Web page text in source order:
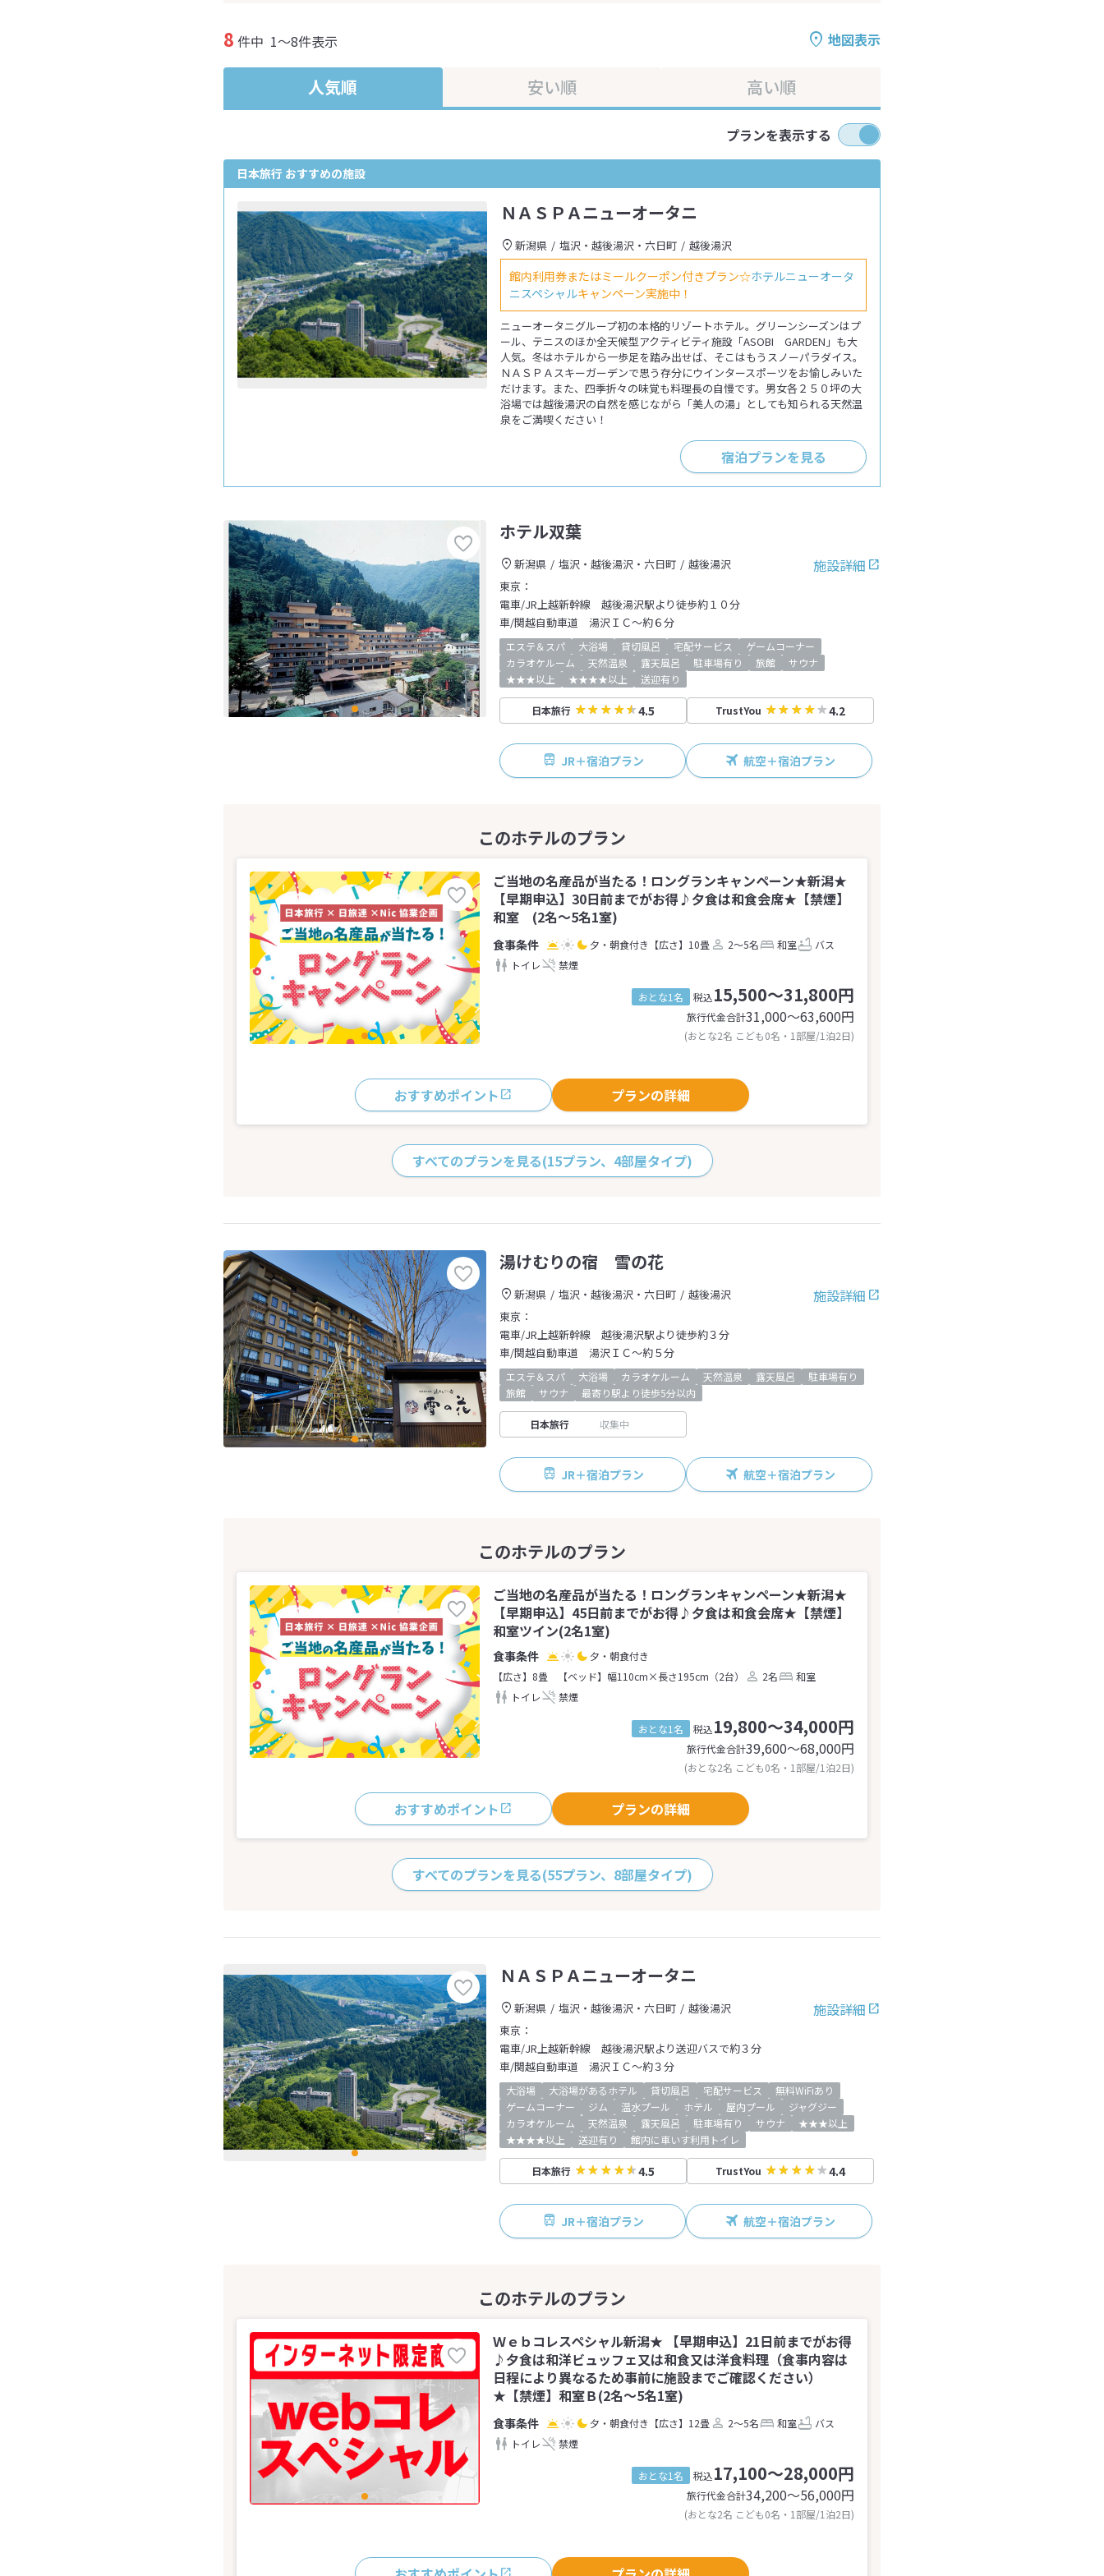
地図表示
8 件中 1～8件表示
人気順 安い順 高い順
プランを表示する
日本旅行 おすすめの施設
ＮＡＳＰＡニューオータニ
新潟県 塩沢・越後湯沢・六日町 越後湯沢
館内利用券またはミールクーポン付きプラン☆ホテルニューオータ
ニスペシャルキャンペーン実施中！
ニューオータニグループ初の本格的リゾートホテル。グリーンシーズンはプ
ール、テニスのほか全天候型アクティビティ施設「ASOBI GARDEN」も大
人気。冬はホテルから一歩足を踏み出せば、そこはもうスノーパラダイス。
ＮＡＳＰＡスキーガーデンで思う存分にウインタースポーツをお愉しみいた
だけます。また、四季折々の味覚も料理長の自慢です。男女各２５０坪の大
浴場では越後湯沢の自然を感じながら「美人の湯」としても知られる天然温
泉をご満喫ください！
宿泊プランを見る
ホテル双葉
施設詳細
新潟県 塩沢・越後湯沢・六日町
越後湯沢
東京：
電車/JR上越新幹線 越後湯沢駅より徒歩約１０分
車/関越自動車道 湯沢ＩＣ～約６分
エステ＆スパ 大浴場 貸切風呂 宅配サービス
ゲームコーナー
カラオケルーム
天然温泉 露天風呂 駐車場有り 旅館
サウナ
★★★以上
★★★★以上 送迎有り
日本旅行 4.5 TrustYou 4.2
JR＋宿泊プラン 航空＋宿泊プラン
ご当地の名産品が当たる！ロングランキャンペーン★新潟★
【早期申込】30日前までがお得♪夕食は和食会席★【禁煙】
和室 (2名～5名1室)
夕・朝食付き 【広さ】10畳 2～5名 和室
バス
トイレ
禁煙
おとな1名 税込15,500～31,800円
旅行代金合計31,000〜63,600円
(おとな2名 こども0名・1部屋/1泊2日)
おすすめポイント プランの詳細
すべてのプランを見る(15プラン、4部屋タイプ)
湯けむりの宿 雪の花
施設詳細
新潟県 塩沢・越後湯沢・六日町
越後湯沢
東京：
電車/JR上越新幹線 越後湯沢駅より徒歩約３分
車/関越自動車道 湯沢ＩＣ～約５分
エステ＆スパ 大浴場 カラオケルーム 天然温泉 露天風呂
駐車場有り
旅館
サウナ 最寄り駅より徒歩5分以内
日本旅行 収集中
JR＋宿泊プラン 航空＋宿泊プラン
ご当地の名産品が当たる！ロングランキャンペーン★新潟★
【早期申込】45日前までがお得♪夕食は和食会席★【禁煙】
和室ツイン(2名1室)
夕・朝食付き
【広さ】8畳
【ベッド】幅110cm×長さ195cm（2台） 2名
和室
トイレ
禁煙
おとな1名 税込19,800～34,000円
旅行代金合計39,600〜68,000円
(おとな2名 こども0名・1部屋/1泊2日)
おすすめポイント プランの詳細
すべてのプランを見る(55プラン、8部屋タイプ)
ＮＡＳＰＡニューオータニ
施設詳細
新潟県 塩沢・越後湯沢・六日町
越後湯沢
東京：
電車/JR上越新幹線 越後湯沢駅より送迎バスで約３分
車/関越自動車道 湯沢ＩＣ～約３分
大浴場 大浴場があるホテル 貸切風呂 宅配サービス
無料WiFiあり
ゲームコーナー
ジム 温水プール ホテル 屋内プール
ジャグジー
カラオケルーム
天然温泉 露天風呂 駐車場有り サウナ
★★★以上
★★★★以上
送迎有り 館内に車いす利用トイレ
日本旅行 4.5 TrustYou 4.4
JR＋宿泊プラン 航空＋宿泊プラン
Ｗｅｂコレスペシャル新潟★ 【早期申込】21日前までがお得
♪夕食は和洋ビュッフェ又は和食又は洋食料理（食事内容は
日程により異なるため事前に施設までご確認ください）
★【禁煙】和室Ｂ(2名～5名1室)
夕・朝食付き 【広さ】12畳 2～5名 和室
バス
トイレ
禁煙
おとな1名 税込17,100～28,000円
旅行代金合計34,200〜56,000円
(おとな2名 こども0名・1部屋/1泊2日)